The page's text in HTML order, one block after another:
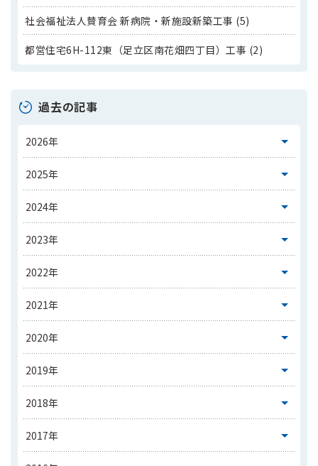
社会福祉法人賛育会 新病院・新施設新築工事 (5)
都営住宅6H-112東（足立区南花畑四丁目）工事 (2)
過去の記事